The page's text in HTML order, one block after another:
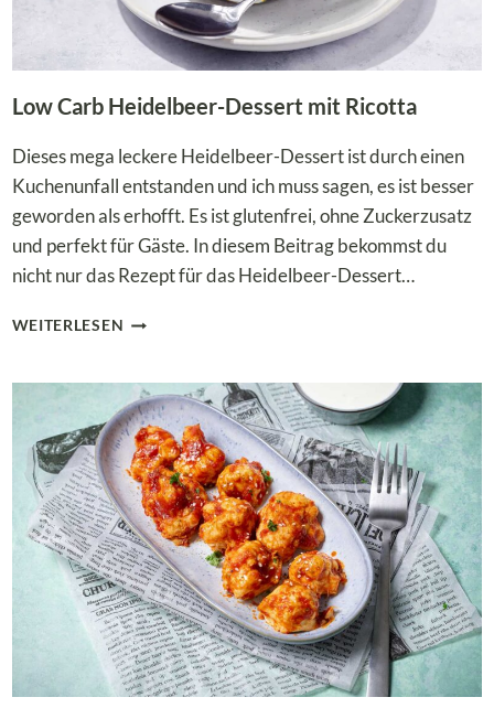
Low Carb Heidelbeer-Dessert mit Ricotta
Dieses mega leckere Heidelbeer-Dessert ist durch einen
Kuchenunfall entstanden und ich muss sagen, es ist besser
geworden als erhofft. Es ist glutenfrei, ohne Zuckerzusatz
und perfekt für Gäste. In diesem Beitrag bekommst du
nicht nur das Rezept für das Heidelbeer-Dessert…
WEITERLESEN LOW
DESSERT
MIT
RICOTTA